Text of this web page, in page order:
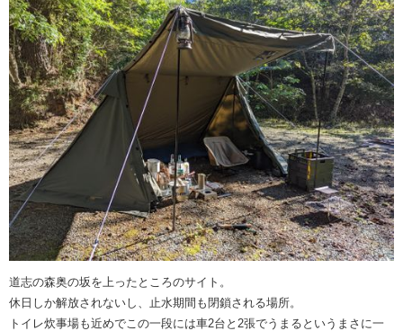
道志の森奥の坂を上ったところのサイト。
休日しか解放されないし、止水期間も閉鎖される場所。
トイレ炊事場も近めでこの一段には車2台と2張でうまるというまさに一